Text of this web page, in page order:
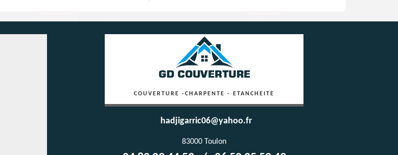
COUVERTURE -CHARPENTE - ETANCHEITE
hadjigarric06@yahoo.fr
83000 Toulon